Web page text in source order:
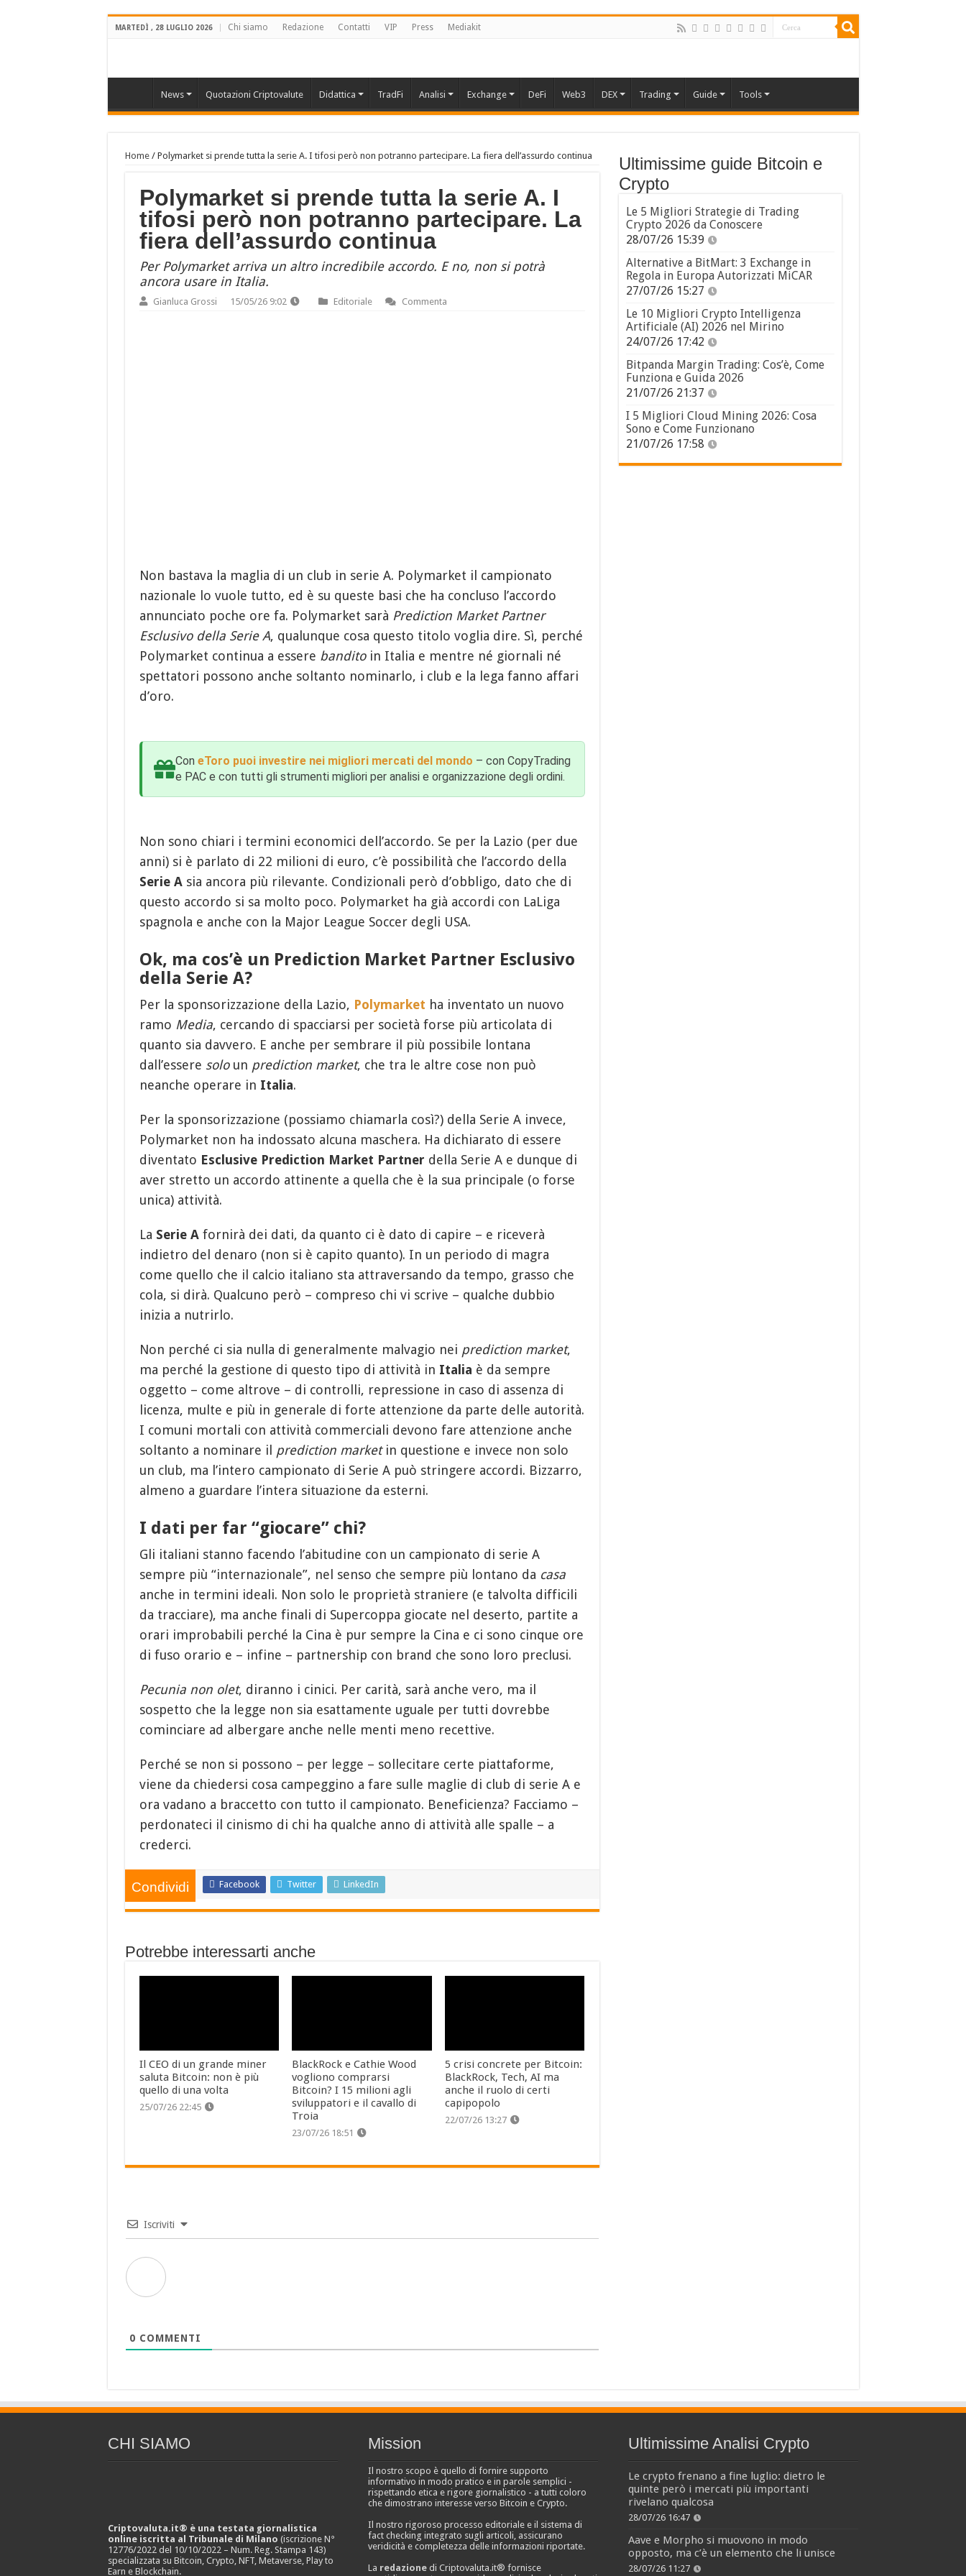
MARTEDÌ , 28 LUGLIO 2026 Chi siamo Redazione Contatti VIP Press Mediakit
News Quotazioni Criptovalute Didattica TradFi Analisi Exchange DeFi Web3 DEX Trading Guide Tools
Home/ Polymarket si prende tutta la serie A. I tifosi però non potranno partecipare. La fiera dell’assurdo continua
Polymarket si prende tutta la serie A. I
tifosi però non potranno partecipare. La
fiera dell’assurdo continua
Per Polymarket arriva un altro incredibile accordo. E no, non si potrà
ancora usare in Italia.
Gianluca Grossi 15/05/26 9:02 Editoriale Commenta
Non bastava la maglia di un club in serie A. Polymarket il campionato
nazionale lo vuole tutto, ed è su queste basi che ha concluso l’accordo
annunciato poche ore fa. Polymarket sarà Prediction Market Partner
Esclusivo della Serie A, qualunque cosa questo titolo voglia dire. Sì, perché
Polymarket continua a essere banditoin Italia e mentre né giornali né
spettatori possono anche soltanto nominarlo, i club e la lega fanno affari
d’oro.
Con eToro puoi investire nei migliori mercati del mondo – con CopyTrading
e PAC e con tutti gli strumenti migliori per analisi e organizzazione degli ordini.
Non sono chiari i termini economici dell’accordo. Se per la Lazio (per due
anni) si è parlato di 22 milioni di euro, c’è possibilità che l’accordo della
Serie Asia ancora più rilevante. Condizionali però d’obbligo, dato che di
questo accordo si sa molto poco. Polymarket ha già accordi con LaLiga
spagnola e anche con la Major League Soccer degli USA.
Ok, ma cos’è un Prediction Market Partner Esclusivo
della Serie A?
Per la sponsorizzazione della Lazio, Polymarket ha inventato un nuovo
ramo Media, cercando di spacciarsi per società forse più articolata di
quanto sia davvero. E anche per sembrare il più possibile lontana
dall’essere soloun prediction market, che tra le altre cose non può
neanche operare in Italia.
Per la sponsorizzazione (possiamo chiamarla così?) della Serie A invece,
Polymarket non ha indossato alcuna maschera. Ha dichiarato di essere
diventato Esclusive Prediction Market Partner della Serie A e dunque di
aver stretto un accordo attinente a quella che è la sua principale (o forse
unica) attività.
La Serie Afornirà dei dati, da quanto ci è dato di capire – e riceverà
indietro del denaro (non si è capito quanto). In un periodo di magra
come quello che il calcio italiano sta attraversando da tempo, grasso che
cola, si dirà. Qualcuno però – compreso chi vi scrive – qualche dubbio
inizia a nutrirlo.
Non perché ci sia nulla di generalmente malvagio nei prediction market,
ma perché la gestione di questo tipo di attività in Italia è da sempre
oggetto – come altrove – di controlli, repressione in caso di assenza di
licenza, multe e più in generale di forte attenzione da parte delle autorità.
I comuni mortali con attività commerciali devono fare attenzione anche
soltanto a nominare il prediction marketin questione e invece non solo
un club, ma l’intero campionato di Serie A può stringere accordi. Bizzarro,
almeno a guardare l’intera situazione da esterni.
I dati per far “giocare” chi?
Gli italiani stanno facendo l’abitudine con un campionato di serie A
sempre più “internazionale”, nel senso che sempre più lontano da casa
anche in termini ideali. Non solo le proprietà straniere (e talvolta difficili
da tracciare), ma anche finali di Supercoppa giocate nel deserto, partite a
orari improbabili perché la Cina è pur sempre la Cina e ci sono cinque ore
di fuso orario e – infine – partnership con brand che sono loro preclusi.
Pecunia non olet, diranno i cinici. Per carità, sarà anche vero, ma il
sospetto che la legge non sia esattamente uguale per tutti dovrebbe
cominciare ad albergare anche nelle menti meno recettive.
Perché se non si possono – per legge – sollecitare certe piattaforme,
viene da chiedersi cosa campeggino a fare sulle maglie di club di serie A e
ora vadano a braccetto con tutto il campionato. Beneficienza? Facciamo –
perdonateci il cinismo di chi ha qualche anno di attività alle spalle – a
crederci.
Condividi Facebook Twitter LinkedIn
Potrebbe interessarti anche
Il CEO di un grande miner
saluta Bitcoin: non è più
quello di una volta
25/07/26 22:45
BlackRock e Cathie Wood
vogliono comprarsi
Bitcoin? I 15 milioni agli
sviluppatori e il cavallo di
Troia
23/07/26 18:51
5 crisi concrete per Bitcoin:
BlackRock, Tech, AI ma
anche il ruolo di certi
capipopolo
22/07/26 13:27
Iscriviti
0 COMMENTI
Ultimissime guide Bitcoin e
Crypto
Le 5 Migliori Strategie di Trading
Crypto 2026 da Conoscere
28/07/26 15:39
Alternative a BitMart: 3 Exchange in
Regola in Europa Autorizzati MiCAR
27/07/26 15:27
Le 10 Migliori Crypto Intelligenza
Artificiale (AI) 2026 nel Mirino
24/07/26 17:42
Bitpanda Margin Trading: Cos’è, Come
Funziona e Guida 2026
21/07/26 21:37
I 5 Migliori Cloud Mining 2026: Cosa
Sono e Come Funzionano
21/07/26 17:58
CHI SIAMO
Criptovaluta.it® è una testata giornalistica
online iscritta al Tribunale di Milano (iscrizione N°
12776/2022 del 10/10/2022 – Num. Reg. Stampa 143)
specializzata su Bitcoin, Crypto, NFT, Metaverse, Play to
Earn e Blockchain.
Mission
Il nostro scopo è quello di fornire supporto
informativo in modo pratico e in parole semplici -
rispettando etica e rigore giornalistico - a tutti coloro
che dimostrano interesse verso Bitcoin e Crypto.
Il nostro rigoroso processo editoriale e il sistema di
fact checking integrato sugli articoli, assicurano
veridicità e completezza delle informazioni riportate.
La redazionedi Criptovaluta.it® fornisce
Ultimissime Analisi Crypto
Le crypto frenano a fine luglio: dietro le
quinte però i mercati più importanti
rivelano qualcosa
28/07/26 16:47
Aave e Morpho si muovono in modo
opposto, ma c’è un elemento che li unisce
28/07/26 11:27